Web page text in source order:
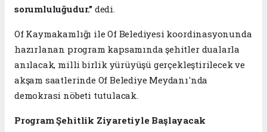
sorumluluğudur." dedi.
Of Kaymakamlığı ile Of Belediyesi koordinasyonunda
hazırlanan program kapsamında şehitler dualarla
anılacak, milli birlik yürüyüşü gerçekleştirilecek ve
akşam saatlerinde Of Belediye Meydanı'nda
demokrasi nöbeti tutulacak.
Program Şehitlik Ziyaretiyle Başlayacak